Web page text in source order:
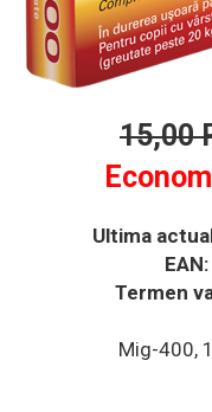
Omega 3
Par si unghii
Sanatate urinara
Slabire si control
Somn stres si anxietate
Ingrijire par
Balsam masca si tratament
Produse cu SPF Pentru
15,00
Ultima
EAN:
Termen
Mig-400,